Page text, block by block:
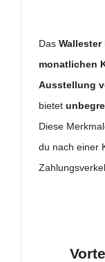
Das
monatlichen
Ausstellung
bietet
Diese
du nach einer